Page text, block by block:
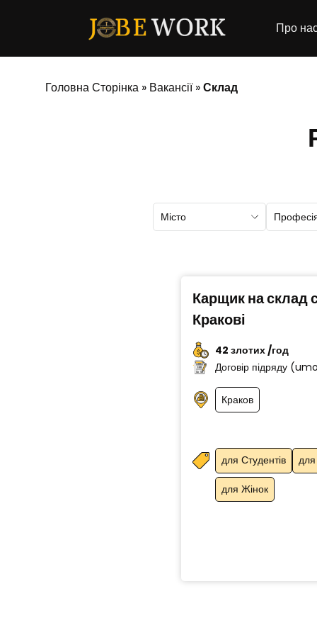
Про
Головна Сторінка » Вакансії »Склад
Місто
Карщик на склад
Кракові
42 злотих /год
Договір підряду
Краков
для Студентів для
для Жінок